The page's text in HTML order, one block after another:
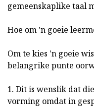
gemeenskaplike taal
Hoe om 'n goeie
Om te kies 'n goeie
belangrike punte
1. Dit is wenslik dat
vorming omdat in